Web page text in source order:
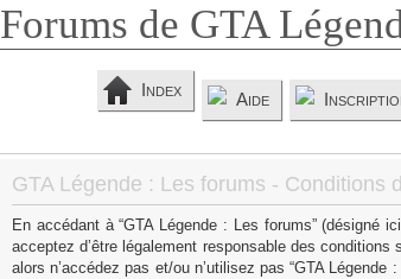
Forums de GTA
Index Aide
GTA Légende : Les forums - Conditions
En accédant à “GTA Légende : Les forums” (désigné
acceptez d’être légalement responsable des
alors n’accédez pas et/ou n’utilisez pas “GTA